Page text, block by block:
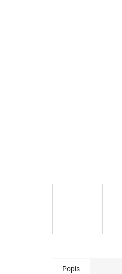
Popis